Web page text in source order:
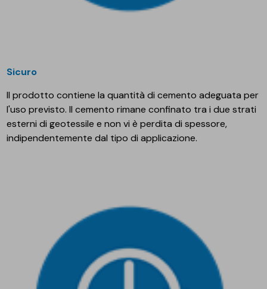
Sicuro
Il prodotto contiene la quantità di cemento adeguata per
l'uso previsto. Il cemento rimane confinato tra i due strati
esterni di geotessile e non vi è perdita di spessore,
indipendentemente dal tipo di applicazione.